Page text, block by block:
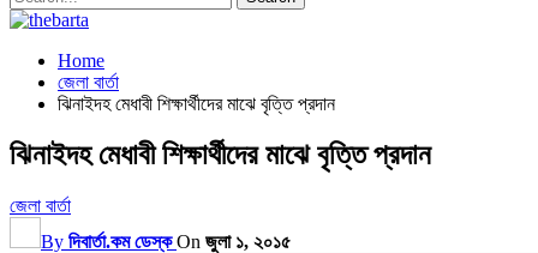
Home
জেলা বার্তা
ঝিনাইদহ মেধাবী শিক্ষার্থীদের মাঝে বৃত্তি প্রদান
ঝিনাইদহ মেধাবী শিক্ষার্থীদের মাঝে বৃত্তি প্রদান
জেলা বার্তা
By দিবার্তা.কম ডেস্ক On জুলা ১, ২০১৫